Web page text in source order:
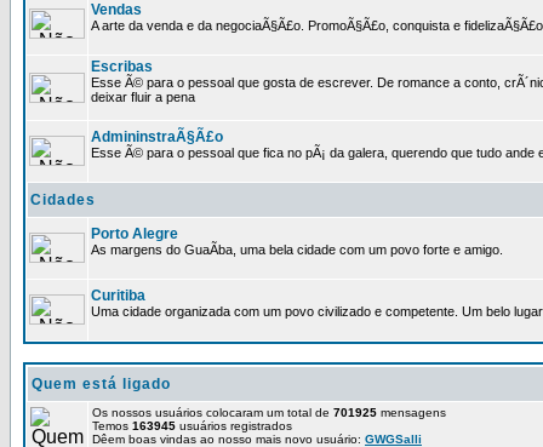
Vendas
A arte da venda e da negociaÃ§Ã£o. PromoÃ§Ã£o, conquista e
Escribas
Esse Ã© para o pessoal que gosta de escrever. De romance a conto,
deixar fluir a pena
AdmininstraÃ§Ã£o
Esse Ã© para o pessoal que fica no pÃ¡ da galera, querendo que tudo ande
Cidades
Porto Alegre
As margens do GuaÃ­ba, uma bela cidade com um povo forte e amigo.
Curitiba
Uma cidade organizada com um povo civilizado e competente. Um belo
Quem está ligado
Os nossos usuários colocaram um total de 701925 mensagens
Temos 163945 usuários registrados
Dêem boas vindas ao nosso mais novo usuário: GWGSalli